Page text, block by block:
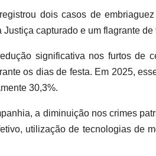
dois casos de
capturado e um flagrante de
significativa nos furtos de
os dias de festa. Em 2025,
30,3%.
a diminuição nos crimes
utilização de tecnologias de